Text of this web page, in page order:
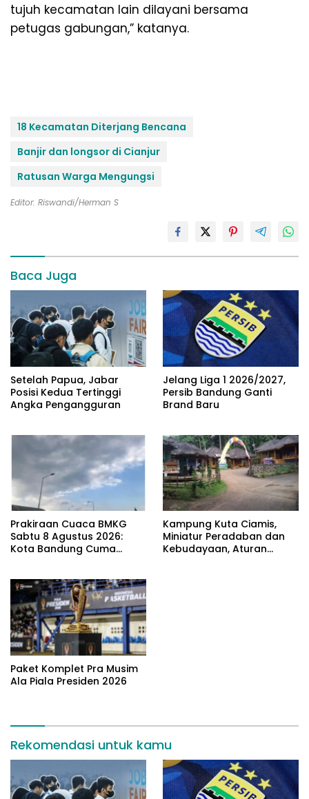
tujuh kecamatan lain dilayani bersama
petugas gabungan,” katanya.
18 Kecamatan Diterjang Bencana
Banjir dan longsor di Cianjur
Ratusan Warga Mengungsi
Editor: Riswandi/Herman S
Baca Juga
Setelah Papua, Jabar
Posisi Kedua Tertinggi
Angka Pengangguran
Jelang Liga 1 2026/2027,
Persib Bandung Ganti
Brand Baru
Prakiraan Cuaca BMKG
Sabtu 8 Agustus 2026:
Kota Bandung Cuma
Kampung Kuta Ciamis,
Miniatur Peradaban dan
Kebudayaan, Aturan
Paket Komplet Pra Musim
Ala Piala Presiden 2026
Rekomendasi untuk kamu